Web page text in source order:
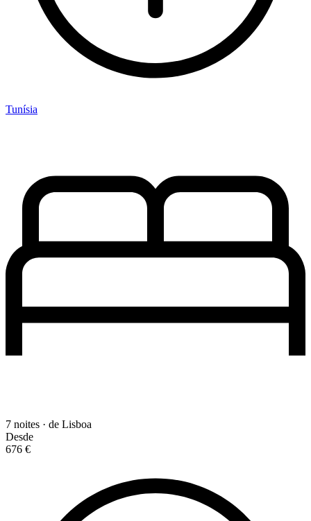
Tunísia
7 noites · de Lisboa
Desde
676 €